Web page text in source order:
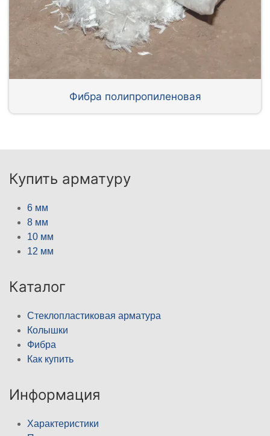
Фибра полипропиленовая
Купить арматуру
6 мм
8 мм
10 мм
12 мм
Каталог
Стеклопластиковая арматура
Колышки
Фибра
Как купить
Информация
Характеристики